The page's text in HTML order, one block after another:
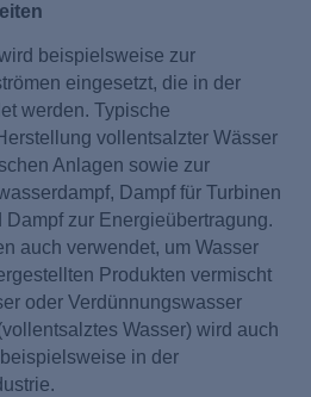
beispielsweise zur
eingesetzt, die in der
werden. Typische
vollentsalzter Wässer
Anlagen sowie zur
Dampf für Turbinen
zur Energieübertragung.
auch verwendet, um Wasser
Produkten vermischt
oder Verdünnungswasser
Wasser) wird auch
in der